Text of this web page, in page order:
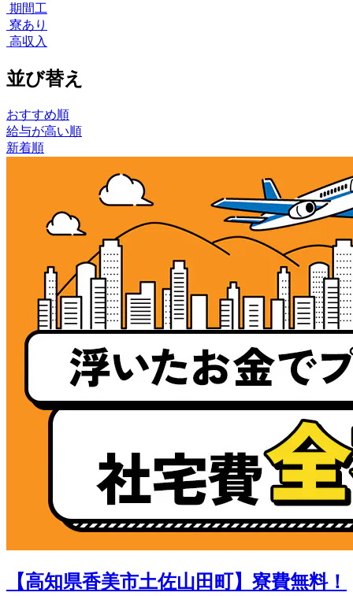
期間工
寮あり
高収入
並び替え
おすすめ順
給与が高い順
新着順
【高知県香美市土佐山田町】寮費無料！